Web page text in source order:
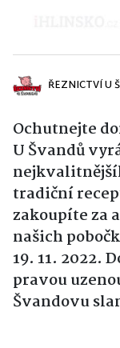
ŘEZNICTVÍ U
Ochutnejte
U Švandů
tradiční
zakoupíte za
našich
19. 11. 2022.
pravou
Švandovu